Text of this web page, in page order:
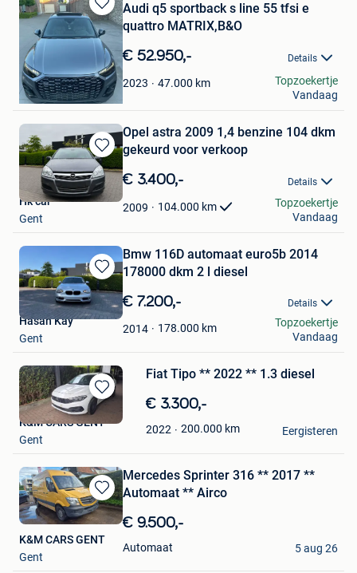
Bewaren
in
Mijn
Favorieten
Audi q5 sportback s line 55 tfsi e
quattro MATRIX,B&O
€ 52.950,- Details
2023 47.000 km
eraserk
Evergem
Topzoekertje
Vandaag
Bewaren
in
Mijn
Favorieten
Opel astra 2009 1,4 benzine 104 dkm
gekeurd voor verkoop
€ 3.400,- Details
2009 104.000 km
Hk car
Gent
Topzoekertje
Vandaag
Bewaren
in
Mijn
Favorieten
Bmw 116D automaat euro5b 2014
178000 dkm 2 l diesel
€ 7.200,- Details
2014 178.000 km
Hasan Kay
Gent
Topzoekertje
Vandaag
Bewaren
in
Mijn
Fiat Tipo ** 2022 ** 1.3 diesel
€ 3.300,-
2022 200.000 km
K&M CARS GENT
Gent
Eergisteren
Bewaren
in
Favorieten
Mercedes Sprinter 316 ** 2017 **
Automaat ** Airco
€ 9.500,-
Automaat
K&M CARS GENT
Gent
5 aug 26